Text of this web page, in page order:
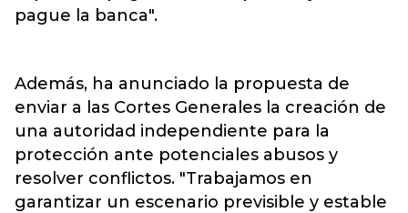
pague la banca".
Además, ha anunciado la propuesta de
enviar a las Cortes Generales la creación de
una autoridad independiente para la
protección ante potenciales abusos y
resolver conflictos. "Trabajamos en
garantizar un escenario previsible y estable